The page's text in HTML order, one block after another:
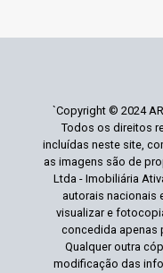
`Copyright © 2024
Todos os direitos
incluídas neste site,
as imagens são de
Ltda - Imobiliária
autorais nacionais
visualizar e
concedida apenas
Qualquer outra
modificação das